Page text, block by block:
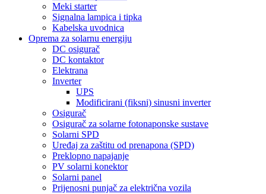
Meki starter
Signalna lampica i tipka
Kabelska uvodnica
Oprema za solarnu energiju
DC osigurač
DC kontaktor
Elektrana
Inverter
UPS
Modificirani (fiksni) sinusni inverter
Osigurač
Osigurač za solarne fotonaponske sustave
Solarni SPD
Uređaj za zaštitu od prenapona (SPD)
Preklopno napajanje
PV solarni konektor
Solarni panel
Prijenosni punjač za električna vozila